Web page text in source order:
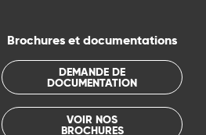
Brochures et documentations
DEMANDE DE
DOCUMENTATION
VOIR NOS
BROCHURES